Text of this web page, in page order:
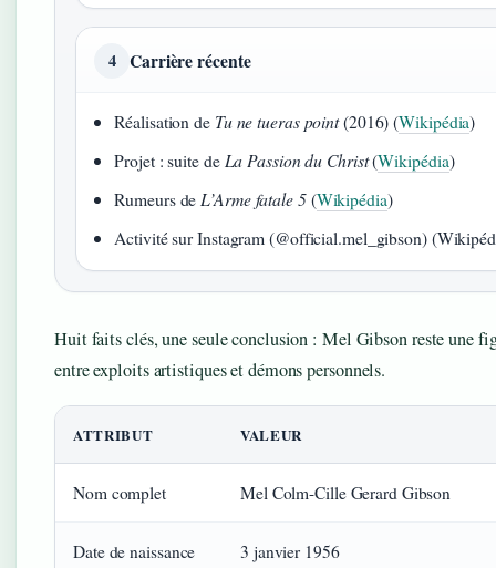
4 Carrière récente
Réalisation de Tu ne tueras point(2016) (Wikipédia)
Projet : suite deLa Passion du Christ(Wikipédia)
Rumeurs deL’Arme fatale 5(Wikipédia)
Activité sur Instagram (@official.mel_gibson)
Huit faits clés, une seule conclusion : Mel Gibson reste une
entre exploits artistiques et démons personnels.
ATTRIBUT VALEUR
Nom complet Mel Colm-Cille Gerard Gibson
Date de naissance 3 janvier 1956